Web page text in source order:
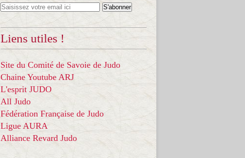
Liens utiles !
Site du Comité de Savoie de Judo
Chaine Youtube ARJ
L'esprit JUDO
All Judo
Fédération Française de Judo
Ligue AURA
Alliance Revard Judo